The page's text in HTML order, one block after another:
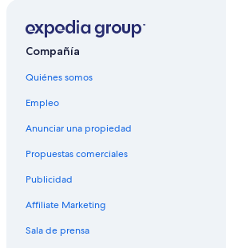
Compañía
Quiénes somos
Empleo
Anunciar una propiedad
Propuestas comerciales
Publicidad
Affiliate Marketing
Sala de prensa